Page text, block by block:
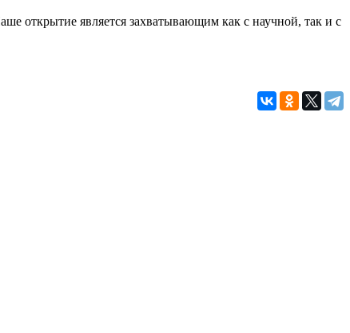
открытие является захватывающим как с научной, так и с